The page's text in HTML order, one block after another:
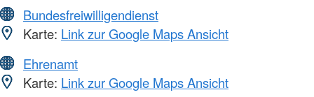
Bundesfreiwilligendienst
Karte: Link zur Google Maps Ansicht
Ehrenamt
Karte: Link zur Google Maps Ansicht